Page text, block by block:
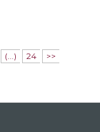
(...) 24 >>